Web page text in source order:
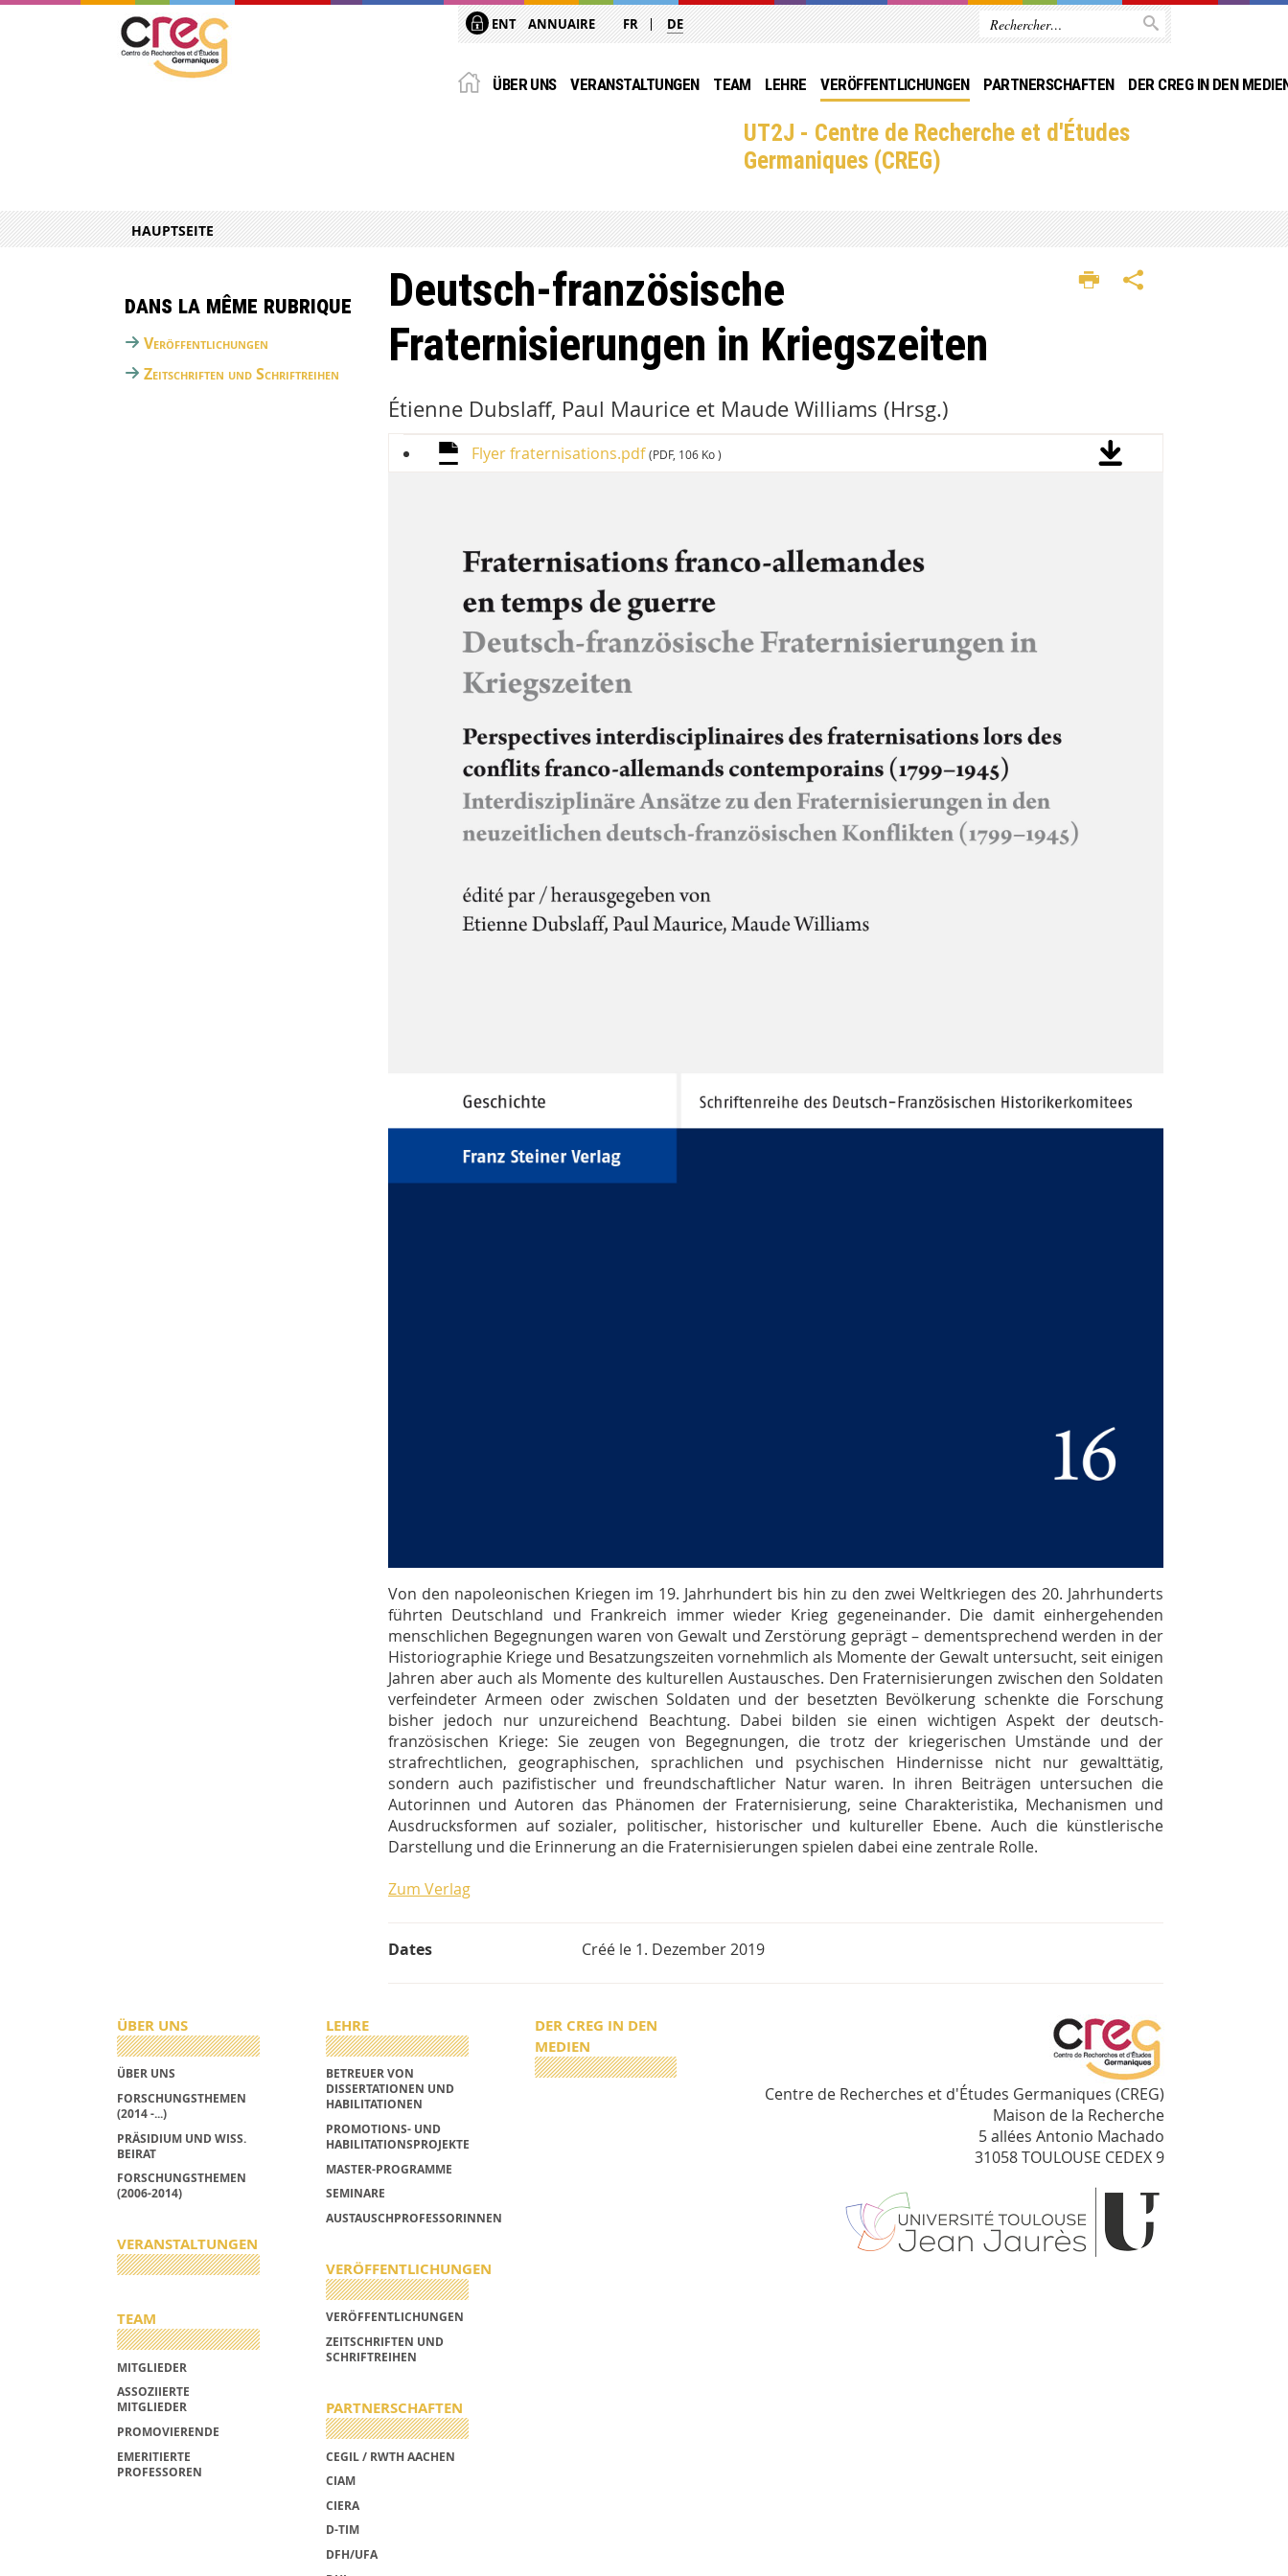
ENT ANNUAIRE FR DE
ÜBER UNS VERANSTALTUNGEN TEAM LEHRE VERÖFFENTLICHUNGEN PARTNERSCHAFTEN DER CREG IN DEN
UT2J - Centre de Recherche et d'Études
Germaniques (CREG)
HAUPTSEITE
Deutsch-französische
Fraternisierungen in Kriegszeiten
Étienne Dubslaff, Paul Maurice et Maude Williams (Hrsg.)
Flyer fraternisations.pdf(PDF, 106 Ko )
Von den napoleonischen Kriegen im 19. Jahrhundert bis hin zu den zwei Weltkriegen des 20. Jahrhunderts
führten Deutschland und Frankreich immer wieder Krieg gegeneinander. Die damit einhergehenden
menschlichen Begegnungen waren von Gewalt und Zerstörung geprägt – dementsprechend werden in der
Historiographie Kriege und Besatzungszeiten vornehmlich als Momente der Gewalt untersucht, seit einigen
Jahren aber auch als Momente des kulturellen Austausches. Den Fraternisierungen zwischen den Soldaten
verfeindeter Armeen oder zwischen Soldaten und der besetzten Bevölkerung schenkte die Forschung
bisher jedoch nur unzureichend Beachtung. Dabei bilden sie einen wichtigen Aspekt der deutsch-
französischen Kriege: Sie zeugen von Begegnungen, die trotz der kriegerischen Umstände und der
strafrechtlichen, geographischen, sprachlichen und psychischen Hindernisse nicht nur gewalttätig,
sondern auch pazifistischer und freundschaftlicher Natur waren. In ihren Beiträgen untersuchen die
Autorinnen und Autoren das Phänomen der Fraternisierung, seine Charakteristika, Mechanismen und
Ausdrucksformen auf sozialer, politischer, historischer und kultureller Ebene. Auch die künstlerische
Darstellung und die Erinnerung an die Fraternisierungen spielen dabei eine zentrale Rolle.
Zum Verlag
Dates Créé le 1. Dezember 2019
Dans la même rubrique
Veröffentlichungen
Zeitschriften und Schriftreihen
ÜBER UNS
ÜBER UNS
FORSCHUNGSTHEMEN
(2014 -...)
PRÄSIDIUM UND WISS.
BEIRAT
FORSCHUNGSTHEMEN
(2006-2014)
VERANSTALTUNGEN
TEAM
MITGLIEDER
ASSOZIIERTE
MITGLIEDER
PROMOVIERENDE
EMERITIERTE
PROFESSOREN
LEHRE
BETREUER VON
DISSERTATIONEN UND
HABILITATIONEN
PROMOTIONS- UND
HABILITATIONSPROJEKTE
MASTER-PROGRAMME
SEMINARE
AUSTAUSCHPROFESSORINNEN
VERÖFFENTLICHUNGEN
VERÖFFENTLICHUNGEN
ZEITSCHRIFTEN UND
SCHRIFTREIHEN
PARTNERSCHAFTEN
CEGIL / RWTH AACHEN
CIAM
CIERA
D-TIM
DFH/UFA
DER CREG IN DEN
MEDIEN
Centre de Recherches et d'Études Germaniques (CREG)
Maison de la Recherche
5 allées Antonio Machado
31058 TOULOUSE CEDEX 9